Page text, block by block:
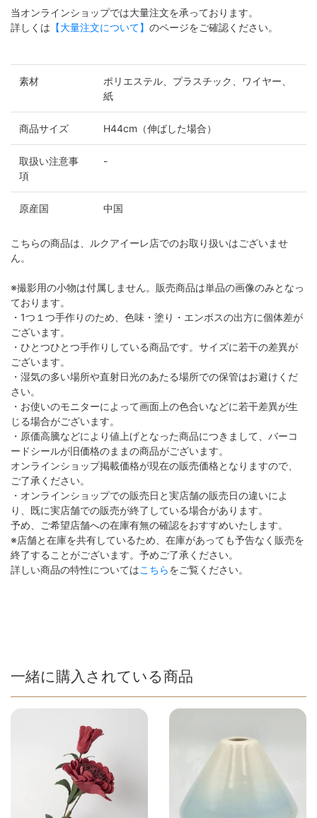
当オンラインショップでは大量注文を承っております。
詳しくは 【大量注文について】 のページをご確認ください。
素材
ポリエステル、プラスチック、ワイヤー、
紙
商品サイズ H44cm（伸ばした場合）
取扱い注意事
項
-
原産国 中国
こちらの商品は、ルクアイーレ店でのお取り扱いはございませ
ん。
※撮影用の小物は付属しません。販売商品は単品の画像のみとなっ
ております。
・1つ１つ手作りのため、色味・塗り・エンボスの出方に個体差が
ございます。
・ひとつひとつ手作りしている商品です。サイズに若干の差異が
ございます。
・湿気の多い場所や直射日光のあたる場所での保管はお避けくだ
さい。
・お使いのモニターによって画面上の色合いなどに若干差異が生
じる場合がございます。
・原価高騰などにより値上げとなった商品につきまして、バーコ
ードシールが旧価格のままの商品がございます。
オンラインショップ掲載価格が現在の販売価格となりますので、
ご了承ください。
・オンラインショップでの販売日と実店舗の販売日の違いによ
り、既に実店舗での販売が終了している場合があります。
予め、ご希望店舗への在庫有無の確認をおすすめいたします。
※店舗と在庫を共有しているため、在庫があっても予告なく販売を
終了することがございます。予めご了承ください。
詳しい商品の特性についてはこちらをご覧ください。
一緒に購入されている商品